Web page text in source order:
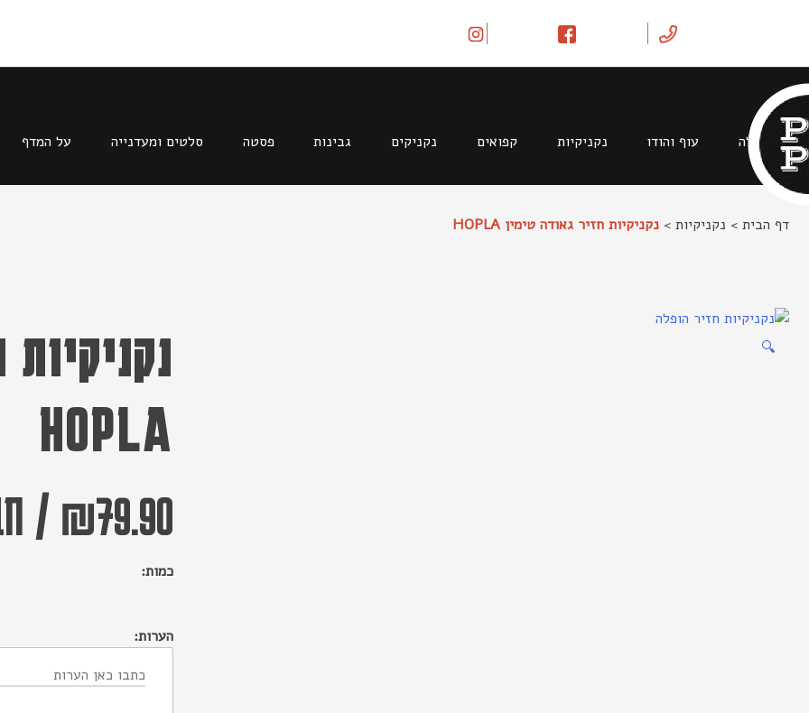
בקר וטלה עוף והודו נקניקיות קפואים נקניקים גבינות פסטה סלטים ומעדנייה על המדף
דף הבית > נקניקיות > נקניקיות חזיר גאודה טימין HOPLA
🔍
HOPLA
₪79.90
/
כמות:
הערות: